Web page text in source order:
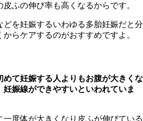
ふの伸び率も高くなるからです。
を妊娠するいわゆる多胎妊娠だと分
らケアするのがおすすめですよ。
めて妊娠する人よりもお腹が大きくな
娠線ができやすいといわれていま
度体が大きくなり皮ふが伸びている